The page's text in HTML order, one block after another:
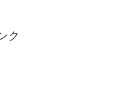
ク